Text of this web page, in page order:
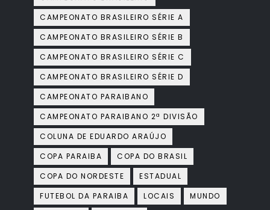
CAMPEONATO BRASILEIRO SÉRIE A
CAMPEONATO BRASILEIRO SÉRIE B
CAMPEONATO BRASILEIRO SÉRIE C
CAMPEONATO BRASILEIRO SÉRIE D
CAMPEONATO PARAIBANO
CAMPEONATO PARAIBANO 2ª DIVISÃO
COLUNA DE EDUARDO ARAÚJO
COPA PARAIBA
COPA DO BRASIL
COPA DO NORDESTE
ESTADUAL
FUTEBOL DA PARAIBA
LOCAIS
MUNDO